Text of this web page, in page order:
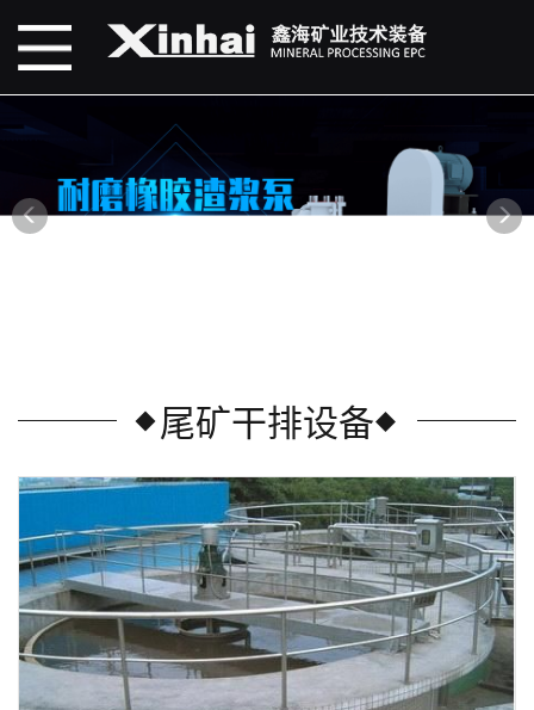
尾矿干排设备